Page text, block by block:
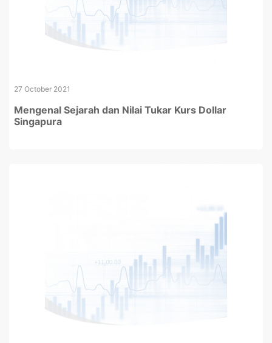
27 October 2021
Mengenal Sejarah dan Nilai Tukar Kurs Dollar
Singapura